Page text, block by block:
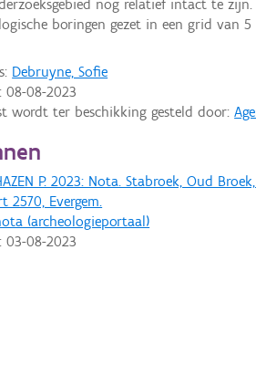
nog relatief intact te
boringen gezet in een grid van
Debruyne, Sofie
08-08-2023
wordt ter beschikking gesteld door:
P. 2023: Nota. Stabroek, Oud
2570, Evergem.
(archeologieportaal)
03-08-2023